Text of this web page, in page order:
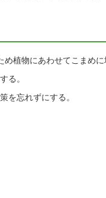
植物にあわせてこまめに
る。
を忘れずにする。